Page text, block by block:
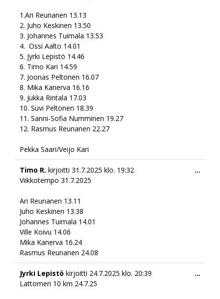
1.Ari Reunanen 13.13
2. Juho Keskinen 13.50
3. ⁠Johannes Tuimala 13.53
4. ⁠ Ossi Aalto 14.01
5. ⁠Jyrki Lepistö 14.46
6. ⁠Timo Kari 14.59
7. ⁠Joonas Peltonen 16.07
8. ⁠Mika Kanerva 16.16
9. ⁠Jukka Rintala 17.03
10. ⁠Suvi Peltonen 18.39
11. ⁠Sanni-Sofia Numminen 19.27
12. ⁠Rasmus Reunanen 22.27
Pekka Saari/Veijo Kari
Timo R. kirjoitti 31.7.2025 klo. 19:32
Viikkotempo 31.7.2025
Ari Reunanen 13.11
Juho Keskinen 13.38
Johannes Tuimala 14.01
Ville Koivu 14.06
Mika Kanerva 16.24
Rasmus Reunanen 24.08
...
Jyrki Lepistö kirjoitti 24.7.2025 klo. 20:39
Lattomeri 10 km 24.7.25
...